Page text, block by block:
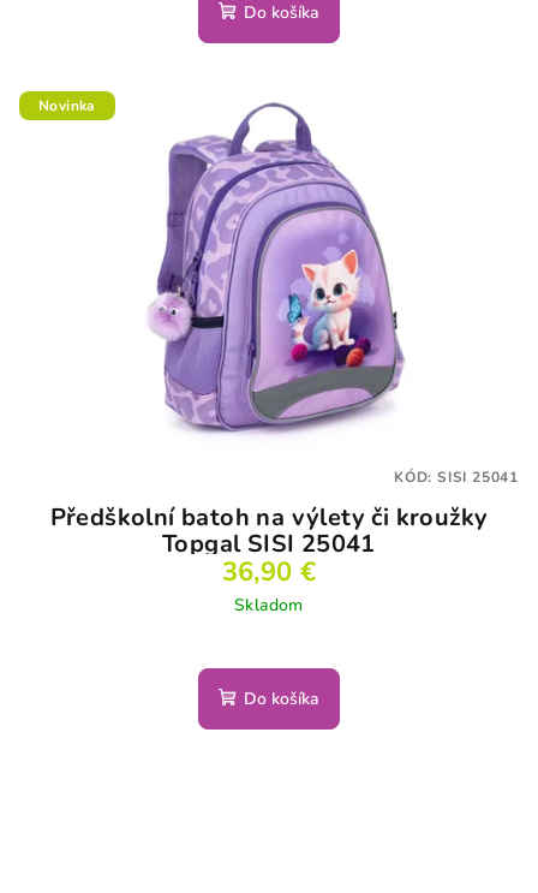
Do košíka
Novinka
Předškolní batoh na výlety či kroužky
Topgal SISI 25041
36,90 €
Skladom
Do košíka
KÓD: SISI 25041